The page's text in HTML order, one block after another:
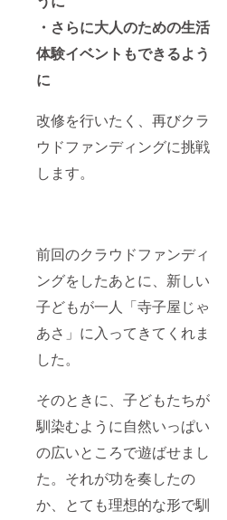
・さらに大人のための生活
体験イベントもできるよう
に
改修を行いたく、再びクラ
ウドファンディングに挑戦
します。
前回のクラウドファンディ
ングをしたあとに、新しい
子どもが一人「寺子屋じゃ
あさ」に入ってきてくれま
した。
そのときに、子どもたちが
馴染むように自然いっぱい
の広いところで遊ばせまし
た。それが功を奏したの
か、とても理想的な形で馴